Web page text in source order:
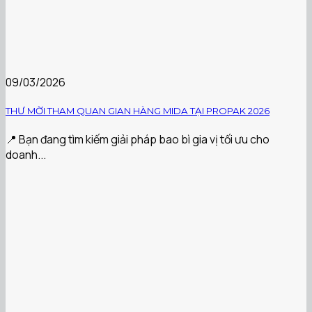
09/03/2026
THƯ MỜI THAM QUAN GIAN HÀNG MIDA TẠI PROPAK 2026
📍 Bạn đang tìm kiếm giải pháp bao bì gia vị tối ưu cho
doanh...